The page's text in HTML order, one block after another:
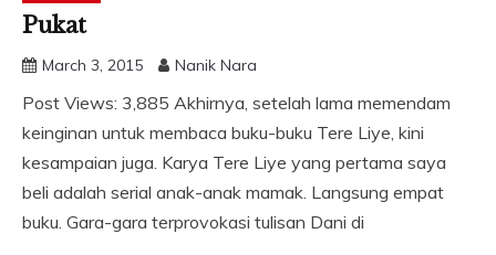
Pukat
March 3, 2015 Nanik Nara
Post Views: 3,885 Akhirnya, setelah lama memendam
keinginan untuk membaca buku-buku Tere Liye, kini
kesampaian juga. Karya Tere Liye yang pertama saya
beli adalah serial anak-anak mamak. Langsung empat
buku. Gara-gara terprovokasi tulisan Dani di